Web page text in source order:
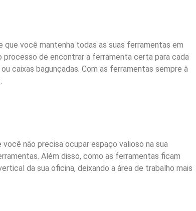
que você mantenha todas as suas ferramentas em
de encontrar a ferramenta certa para cada
caixas bagunçadas. Com as ferramentas sempre à
não precisa ocupar espaço valioso na sua
Além disso, como as ferramentas ficam
da sua oficina, deixando a área de trabalho mais